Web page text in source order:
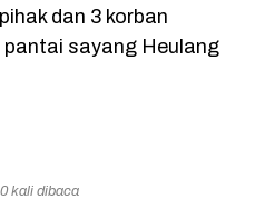
dan 3 korban
sayang Heulang
kali dibaca